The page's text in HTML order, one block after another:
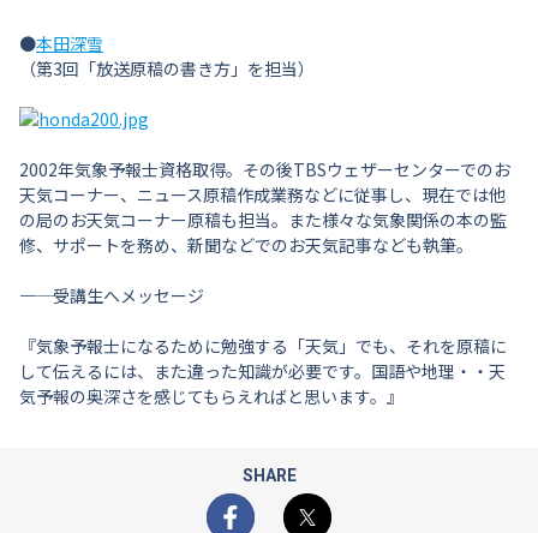
●本田深雪
（第3回「放送原稿の書き方」を担当）
2002年気象予報士資格取得。その後TBSウェザーセンターでのお
天気コーナー、ニュース原稿作成業務などに従事し、現在では他
の局のお天気コーナー原稿も担当。また様々な気象関係の本の監
修、サポートを務め、新聞などでのお天気記事なども執筆。
―――― 受講生へメッセージ
『気象予報士になるために勉強する「天気」でも、それを原稿に
して伝えるには、また違った知識が必要です。国語や地理・・天
気予報の奥深さを感じてもらえればと思います。』
SHARE